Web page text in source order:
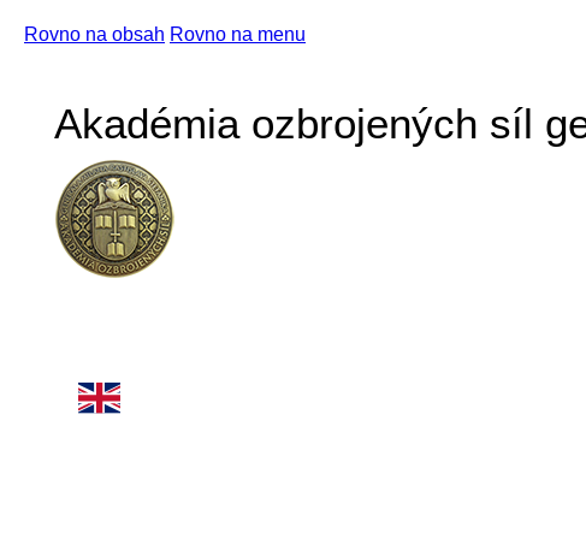
Rovno na obsah Rovno na menu
Akadémia ozbrojených síl